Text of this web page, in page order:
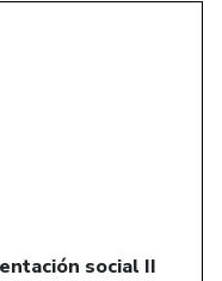
social II